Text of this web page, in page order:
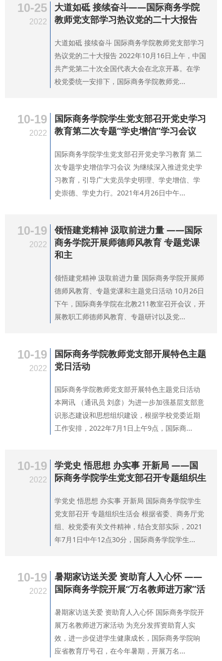
10-25
2022
大道如砥 接续奋斗——国际商务学院
教师党支部学习热议党的二十大报告
大道如砥 接续奋斗 国际商务学院教师党支部学习
热议党的二十大报告 2022年10月16日上午，中国
共产党第二十次全国代表大会在北京开幕。在学
校党委统一安排下，国际商务学院教师党...
10-19
2022
国际商务学院学生党支部召开党史学习
教育第二次专题“学史增信”学习会议
国际商务学院学生党支部召开党史学习教育 第二
次专题学史增信学习会议 为继续深入推进党史学
习教育，引导广大党员学史明理、学史增信、学
史崇德、学史力行。2021年4月26日中午...
10-19
2022
领悟建党精神 汲取前进力量 ——国际
商务学院开展师德师风教育 专题党课
和主
领悟建党精神 汲取前进力量 国际商务学院开展师
德师风教育、专题党课和主题党日活动 10月26日
下午，国际商务学院在北教211教室召开会议，开
展教职工师德师风教育、专题研讨以及党...
10-19
2022
国际商务学院教师党支部开展特色主题
党日活动
国际商务学院教师党支部开展特色主题党日活动
本网讯 （通讯员 刘彦）为进一步加强基层支部意
识形态建设和思想组织建设，根据学校党委近期
工作安排，2022年7月1日上午9点，国际商...
10-19
2022
学党史 悟思想 办实事 开新局 ——国
际商务学院学生党支部召开专题组织生
学党史 悟思想 办实事 开新局 国际商务学院学生
党支部召开 专题组织生活会 根据省委、商务厅党
组、校党委有关文件精神，结合支部实际，2021
年7月1日中午12点30分，国际商务学院学生...
10-19
2022
暑期家访送关爱 资助育人入心怀 ——
国际商务学院开展“万名教师进万家”活
暑期家访送关爱 资助育人入心怀 国际商务学院开
展万名教师进万家活动 为充分发挥资助育人实
效，进一步促进学生健康成长，国际商务学院响
应省教育厅号召，在今年暑期，开展万名...